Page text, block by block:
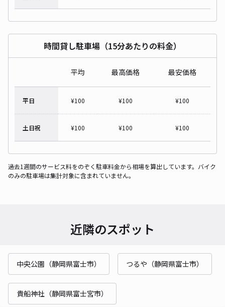
時間貸し駐車場（15分あたりの料金）
平均 最高価格 最安価格
平日 ¥100 ¥100 ¥100
土日祝 ¥100 ¥100 ¥100
過去1週間のサービス料をのぞく駐車料金から相場を算出しています。バイク
のみの駐車場は集計対象に含まれていません。
近隣のスポット
中央公園（静岡県富士市） つるや（静岡県富士市）
貴船神社（静岡県富士宮市）